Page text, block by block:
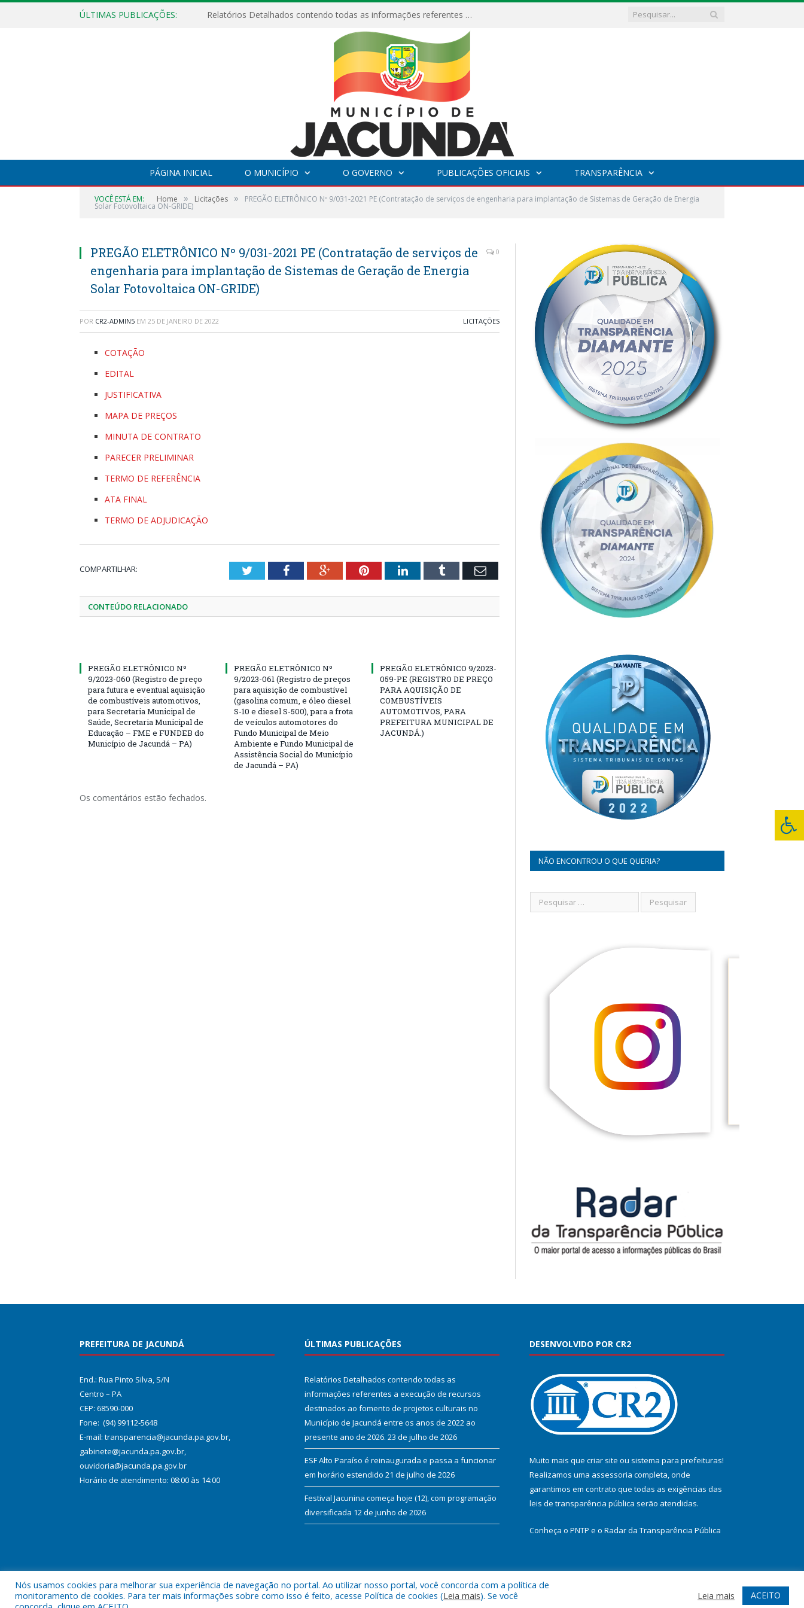
ÚLTIMAS PUBLICAÇÕES: Relatórios Detalhados contendo todas as informações referentes a execução de recursos destinados ao fomento de projetos culturais no Município de Jacundá entre os anos de 2022 ao presente ano de 2026.
PÁGINA INICIAL O MUNICÍPIO O GOVERNO PUBLICAÇÕES OFICIAIS TRANSPARÊNCIA
VOCÊ ESTÁ EM: Home » Licitações » PREGÃO ELETRÔNICO Nº 9/031-2021 PE (Contratação de serviços de engenharia para implantação de Sistemas de Geração de Energia
Solar Fotovoltaica ON-GRIDE)
PREGÃO ELETRÔNICO Nº 9/031-2021 PE (Contratação de serviços de
engenharia para implantação de Sistemas de Geração de Energia
Solar Fotovoltaica ON-GRIDE)
0
POR CR2-ADMIN5 EM 25 DE JANEIRO DE 2022 LICITAÇÕES
COTAÇÃO
EDITAL
JUSTIFICATIVA
MAPA DE PREÇOS
MINUTA DE CONTRATO
PARECER PRELIMINAR
TERMO DE REFERÊNCIA
ATA FINAL
TERMO DE ADJUDICAÇÃO
COMPARTILHAR: TwitterFacebookGoogle+PinterestLinkedInTumblr Email
CONTEÚDO RELACIONADO
PREGÃO ELETRÔNICO Nº
9/2023-060 (Registro de preço
para futura e eventual aquisição
de combustíveis automotivos,
para Secretaria Municipal de
Saúde, Secretaria Municipal de
Educação – FME e FUNDEB do
Município de Jacundá – PA)
PREGÃO ELETRÔNICO Nº
9/2023-061 (Registro de preços
para aquisição de combustível
(gasolina comum, e óleo diesel
S-10 e diesel S-500), para a frota
de veículos automotores do
Fundo Municipal de Meio
Ambiente e Fundo Municipal de
Assistência Social do Município
de Jacundá – PA)
PREGÃO ELETRÔNICO 9/2023-
059-PE (REGISTRO DE PREÇO
PARA AQUISIÇÃO DE
COMBUSTÍVEIS
AUTOMOTIVOS, PARA
PREFEITURA MUNICIPAL DE
JACUNDÁ.)
Os comentários estão fechados.
NÃO ENCONTROU O QUE QUERIA?
PREFEITURA DE JACUNDÁ
End.: Rua Pinto Silva, S/N
Centro – PA
CEP: 68590-000
Fone: (94) 99112-5648
E-mail: transparencia@jacunda.pa.gov.br,
gabinete@jacunda.pa.gov.br,
ouvidoria@jacunda.pa.gov.br
Horário de atendimento: 08:00 às 14:00
ÚLTIMAS PUBLICAÇÕES
Relatórios Detalhados contendo todas as
informações referentes a execução de recursos
destinados ao fomento de projetos culturais no
Município de Jacundá entre os anos de 2022 ao
presente ano de 2026. 23 de julho de 2026
ESF Alto Paraíso é reinaugurada e passa a funcionar
em horário estendido 21 de julho de 2026
Festival Jacunina começa hoje (12), com programação
diversificada 12 de junho de 2026
DESENVOLVIDO POR CR2
Muito mais que criar site ou sistema para prefeituras!
Realizamos uma assessoria completa, onde
garantimos em contrato que todas as exigências das
leis de transparência pública serão atendidas.
Conheça o PNTP e o Radar da Transparência Pública
Todos os direitos reservados a Prefeitura Municipal de Jacundá. Mapa do Site Acessar Webmail
Nós usamos cookies para melhorar sua experiência de navegação no portal. Ao utilizar nosso portal, você concorda com a política de
monitoramento de cookies. Para ter mais informações sobre como isso é feito, acesse Política de cookies (Leia mais). Se você
Leia mais ACEITO